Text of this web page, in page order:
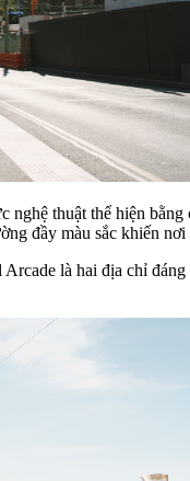
thuật thể hiện
đầy màu sắc khiến
là hai địa chỉ